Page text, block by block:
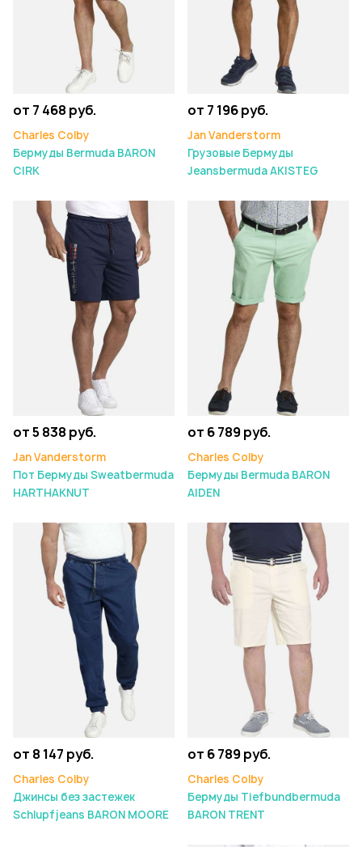
от 7 468 руб.
Charles Colby
Бермуды Bermuda BARON
CIRK
от 7 196 руб.
Jan Vanderstorm
Грузовые Бермуды
Jeansbermuda AKISTEG
от 5 838 руб.
Jan Vanderstorm
Пот Бермуды Sweatbermuda
HARTHAKNUT
от 6 789 руб.
Charles Colby
Бермуды Bermuda BARON
AIDEN
от 8 147 руб.
Charles Colby
Джинсы без застежек
Schlupfjeans BARON MOORE
от 6 789 руб.
Charles Colby
Бермуды Tiefbundbermuda
BARON TRENT